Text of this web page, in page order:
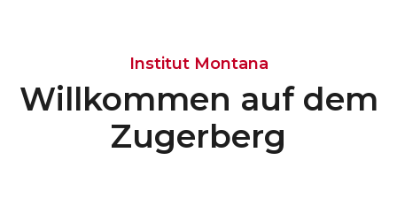
Institut Montana
Willkommen auf dem
Zugerberg